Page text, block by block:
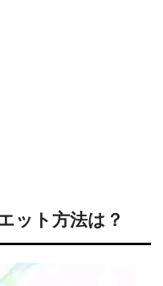
ット方法は？